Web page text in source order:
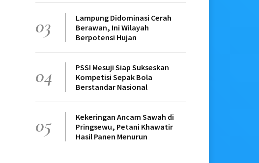
03
Lampung Didominasi Cerah
Berawan, Ini Wilayah
Berpotensi Hujan
04
PSSI Mesuji Siap Sukseskan
Kompetisi Sepak Bola
Berstandar Nasional
05
Kekeringan Ancam Sawah di
Pringsewu, Petani Khawatir
Hasil Panen Menurun